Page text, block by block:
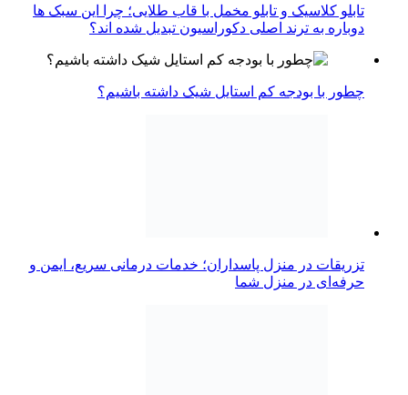
تابلو کلاسیک و تابلو مخمل با قاب طلایی؛ چرا این سبک ها
دوباره به ترند اصلی دکوراسیون تبدیل شده اند؟
چطور با بودجه کم استایل شیک داشته باشیم؟
تزریقات در منزل پاسداران؛ خدمات درمانی سریع، ایمن و
حرفه‌ای در منزل شما